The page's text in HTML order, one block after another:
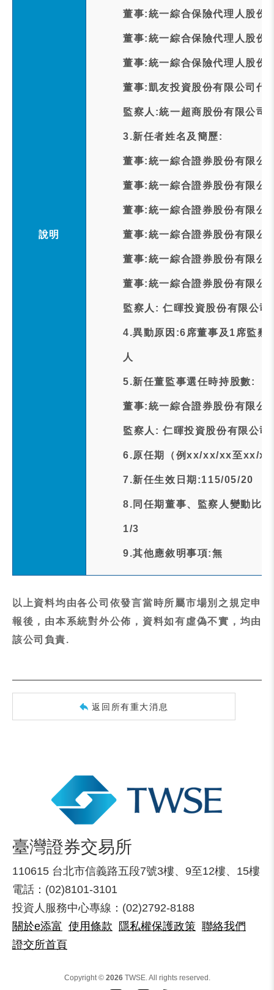
說明
董事:統一綜合保險代理人股份
董事:統一綜合保險代理人股份
董事:統一綜合保險代理人股份
董事:凱友投資股份有限公司代
監察人:統一超商股份有限公司
3.新任者姓名及簡歷:
董事:統一綜合證券股份有限公
董事:統一綜合證券股份有限公
董事:統一綜合證券股份有限公
董事:統一綜合證券股份有限公
董事:統一綜合證券股份有限公
董事:統一綜合證券股份有限公
監察人: 仁暉投資股份有限公司
4.異動原因:6席董事及1席監察
人
5.新任董監事選任時持股數:
董事:統一綜合證券股份有限公
監察人: 仁暉投資股份有限公司
6.原任期（例xx/xx/xx至xx/
7.新任生效日期:115/05/20
8.同任期董事、監察人變動比
1/3
9.其他應敘明事項:無
以上資料均由各公司依發言當時所屬市場別之規定申
報後，由本系統對外公佈，資料如有虛偽不實，均由
該公司負責.
返回所有重大消息
臺灣證券交易所
110615 台北市信義路五段7號3樓、9至12樓、15樓
電話：(02)8101-3101
投資人服務中心專線：(02)2792-8188
關於e添富 使用條款 隱私權保護政策 聯絡我們
證交所首頁
Copyright © 2026TWSE. All rights reserved.